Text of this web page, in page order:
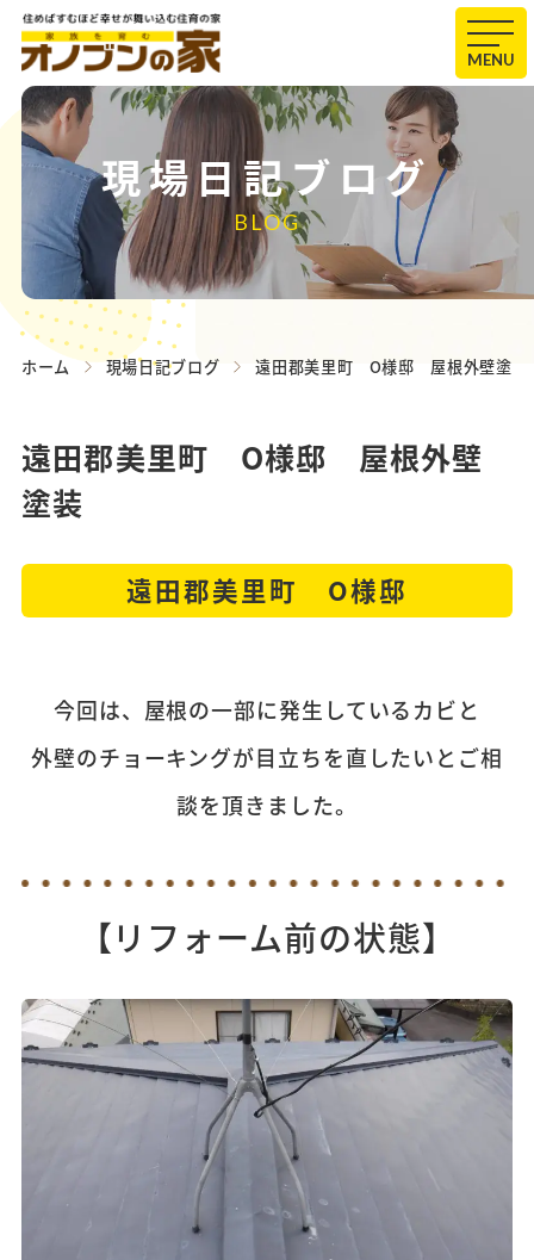
MENU
現場日記ブログ
BLOG
ホーム 現場日記ブログ 遠田郡美里町 O様邸 屋根外壁塗装
遠田郡美里町 O様邸 屋根外壁
塗装
遠田郡美里町 O様邸
今回は、屋根の一部に発生しているカビと
外壁のチョーキングが目立ちを直したいとご相
談を頂きました。
【リフォーム前の状態】